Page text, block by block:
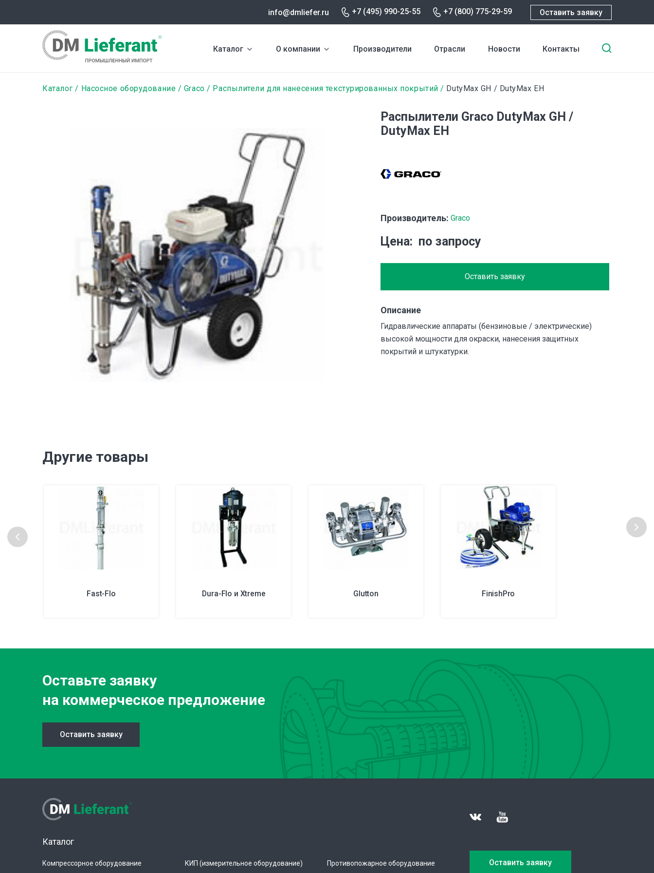
содержанию
info@dmliefer.ru +7 (495) 990-25-55 +7 (800) 775-29-59 Оставить заявку
Каталог О компании Производители Отрасли Новости Контакты
Строка
Каталог Насосное оборудование Graco Распылители для нанесения текстурированных покрытий DutyMax GH / DutyMax ЕH
Распылители Graco DutyMax GH /
DutyMax ЕH
Производитель: Graco
Цена по запросу
Оставить заявку
Описание
Гидравлические аппараты (бензиновые / электрические)
высокой мощности для окраски, нанесения защитных
покрытий и штукатурки.
Другие товары
Fast-Flo Dura-Flo и Xtreme Glutton FinishPro
Оставьте заявку
на коммерческое предложение
Оставить заявку
Каталог
Компрессорное оборудование
КИП (измерительное оборудование)
Противопожарное оборудование
Оставить заявку